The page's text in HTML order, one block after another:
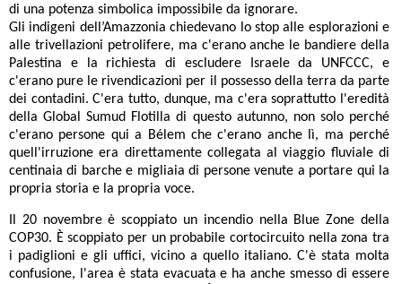
di una potenza simbolica impossibile da ignorare.
Gli indigeni dell’Amazzonia chiedevano lo stop alle esplorazioni e
alle trivellazioni petrolifere, ma c'erano anche le bandiere della
Palestina e la richiesta di escludere Israele da UNFCCC, e
c'erano pure le rivendicazioni per il possesso della terra da parte
dei contadini. C'era tutto, dunque, ma c'era soprattutto l'eredità
della Global Sumud Flotilla di questo autunno, non solo perché
c'erano persone qui a Bélem che c'erano anche lì, ma perché
quell'irruzione era direttamente collegata al viaggio fluviale di
centinaia di barche e migliaia di persone venute a portare qui la
propria storia e la propria voce.
Il 20 novembre è scoppiato un incendio nella Blue Zone della
COP30. È scoppiato per un probabile cortocircuito nella zona tra
i padiglioni e gli uffici, vicino a quello italiano. C'è stata molta
confusione, l'area è stata evacuata e ha anche smesso di essere